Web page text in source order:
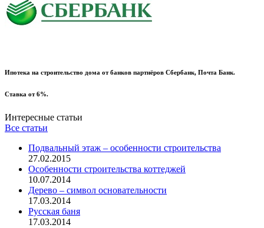
Ипотека на строительство дома от банков партнёров Сбербанк, Почта Банк.
Ставка от 6%.
Интересные статьи
Все статьи
Подвальный этаж – особенности строительства
27.02.2015
Особенности строительства коттеджей
10.07.2014
Дерево – символ основательности
17.03.2014
Русская баня
17.03.2014